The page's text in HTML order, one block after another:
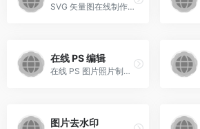
SVG 矢量图在线制作工具
在线 PS 编辑
在线 PS 图片照片制作处理软件工具
图片去水印